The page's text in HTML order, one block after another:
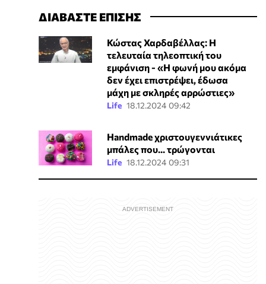
ΔΙΑΒΑΣΤΕ ΕΠΙΣΗΣ
Κώστας Χαρδαβέλλας: Η
τελευταία τηλεοπτική του
εμφάνιση - «Η φωνή μου ακόμα
δεν έχει επιστρέψει, έδωσα
μάχη με σκληρές αρρώστιες»
Life 18.12.2024 09:42
Handmade χριστουγεννιάτικες
μπάλες που... τρώγονται
Life 18.12.2024 09:31